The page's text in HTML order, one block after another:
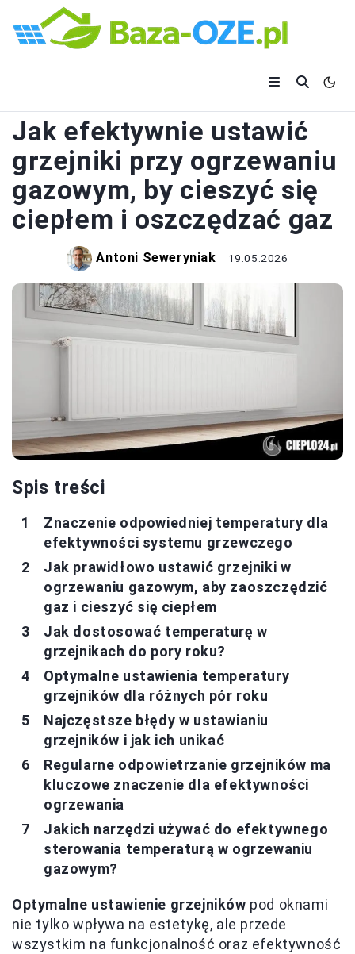
Jak efektywnie ustawić
grzejniki przy ogrzewaniu
gazowym, by cieszyć się
ciepłem i oszczędzać gaz
Antoni Seweryniak 19.05.2026
Spis treści
Znaczenie odpowiedniej temperatury dla
efektywności systemu grzewczego
Jak prawidłowo ustawić grzejniki w
ogrzewaniu gazowym, aby zaoszczędzić
gaz i cieszyć się ciepłem
Jak dostosować temperaturę w
grzejnikach do pory roku?
Optymalne ustawienia temperatury
grzejników dla różnych pór roku
Najczęstsze błędy w ustawianiu
grzejników i jak ich unikać
Regularne odpowietrzanie grzejników ma
kluczowe znaczenie dla efektywności
ogrzewania
Jakich narzędzi używać do efektywnego
sterowania temperaturą w ogrzewaniu
gazowym?
Optymalne ustawienie grzejników pod oknami
nie tylko wpływa na estetykę, ale przede
wszystkim na funkcjonalność oraz efektywność